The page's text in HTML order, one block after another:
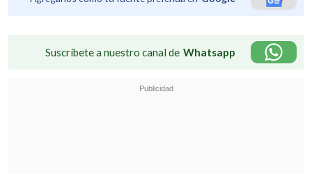
Suscríbete a nuestro canal de Whatsapp